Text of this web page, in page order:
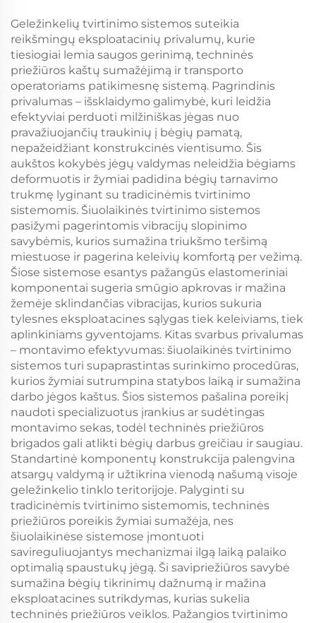
Geležinkelių tvirtinimo sistemos suteikia
reikšmingų eksploatacinių privalumų, kurie
tiesiogiai lemia saugos gerinimą, techninės
priežiūros kaštų sumažėjimą ir transporto
operatoriams patikimesnę sistemą. Pagrindinis
privalumas – išsklaidymo galimybė, kuri leidžia
efektyviai perduoti milžiniškas jėgas nuo
pravažiuojančių traukinių į bėgių pamatą,
nepažeidžiant konstrukcinės vientisumo. Šis
aukštos kokybės jėgų valdymas neleidžia bėgiams
deformuotis ir žymiai padidina bėgių tarnavimo
trukmę lyginant su tradicinėmis tvirtinimo
sistemomis. Šiuolaikinės tvirtinimo sistemos
pasižymi pagerintomis vibracijų slopinimo
savybėmis, kurios sumažina triukšmo teršimą
miestuose ir pagerina keleivių komfortą per vežimą.
Šiose sistemose esantys pažangūs elastomeriniai
komponentai sugeria smūgio apkrovas ir mažina
žemėje sklindančias vibracijas, kurios sukuria
tylesnes eksploatacines sąlygas tiek keleiviams, tiek
aplinkiniams gyventojams. Kitas svarbus privalumas
– montavimo efektyvumas: šiuolaikinės tvirtinimo
sistemos turi supaprastintas surinkimo procedūras,
kurios žymiai sutrumpina statybos laiką ir sumažina
darbo jėgos kaštus. Šios sistemos pašalina poreikį
naudoti specializuotus įrankius ar sudėtingas
montavimo sekas, todėl techninės priežiūros
brigados gali atlikti bėgių darbus greičiau ir saugiau.
Standartinė komponentų konstrukcija palengvina
atsargų valdymą ir užtikrina vienodą našumą visoje
geležinkelio tinklo teritorijoje. Palyginti su
tradicinėmis tvirtinimo sistemomis, techninės
priežiūros poreikis žymiai sumažėja, nes
šiuolaikinėse sistemose įmontuoti
savireguliuojantys mechanizmai ilgą laiką palaiko
optimalią spaustukų jėgą. Ši savipriežiūros savybė
sumažina bėgių tikrinimų dažnumą ir mažina
eksploatacines sutrikdymas, kurias sukelia
techninės priežiūros veiklos. Pažangios tvirtinimo